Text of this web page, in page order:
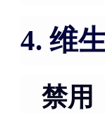
4. 维
禁用